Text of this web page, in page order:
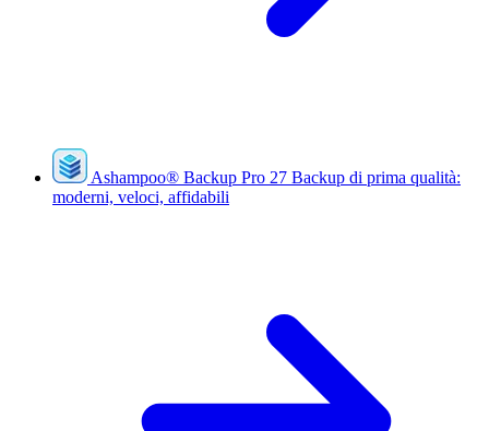
Ashampoo® Backup Pro 27 Backup di prima qualità:
moderni, veloci, affidabili